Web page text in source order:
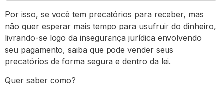
Por isso, se você tem precatórios para receber, mas
não quer esperar mais tempo para usufruir do dinheiro,
livrando-se logo da insegurança jurídica envolvendo
seu pagamento, saiba que pode vender seus
precatórios de forma segura e dentro da lei.
Quer saber como?